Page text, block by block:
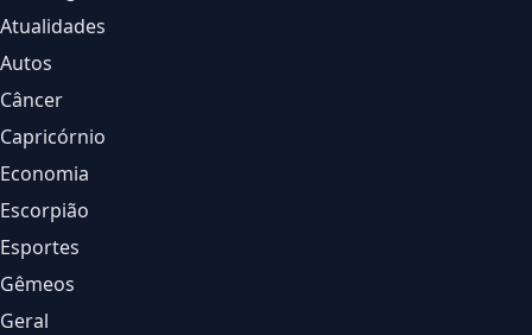
Atualidades
Autos
Câncer
Capricórnio
Economia
Escorpião
Esportes
Gêmeos
Geral